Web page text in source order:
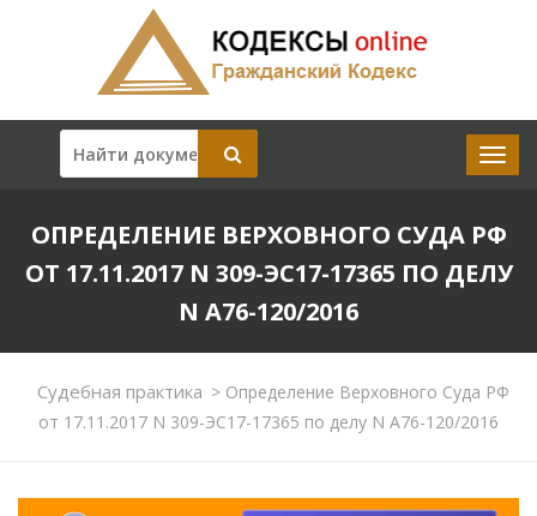
ОПРЕДЕЛЕНИЕ ВЕРХОВНОГО СУДА РФ
ОТ 17.11.2017 N 309-ЭС17-17365 ПО ДЕЛУ
N А76-120/2016
Судебная практика >Определение Верховного Суда РФ
от 17.11.2017 N 309-ЭС17-17365 по делу N А76-120/2016